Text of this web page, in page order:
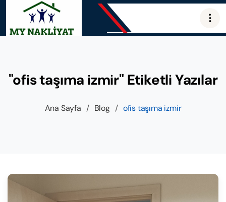
"ofis taşıma izmir" Etiketli Yazılar
Ana Sayfa / Blog / ofis taşıma izmir